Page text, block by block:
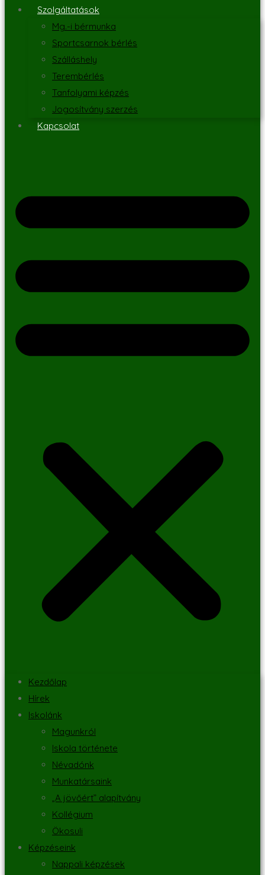
Szolgáltatások
Mg.-i bérmunka
Sportcsarnok bérlés
Szálláshely
Terembérlés
Tanfolyami képzés
Jogosítvány szerzés
Kapcsolat
Kezdőlap
Hírek
Iskolánk
Magunkról
Iskola története
Névadónk
Munkatársaink
„A jövőért” alapítvány
Kollégium
Ökosuli
Képzéseink
Nappali képzések